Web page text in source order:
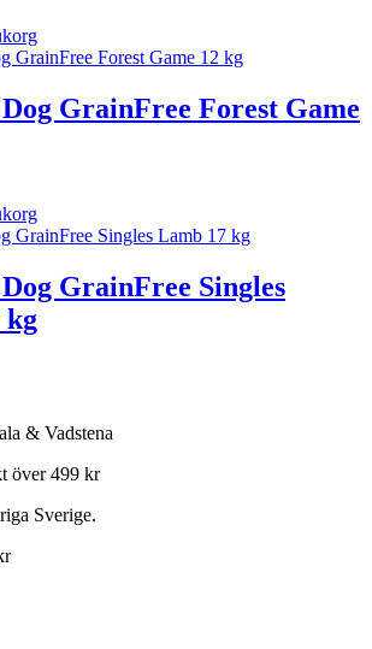
GrainFree Forest Game
GrainFree Singles
kg
& Vadstena
över 499 kr
Sverige.